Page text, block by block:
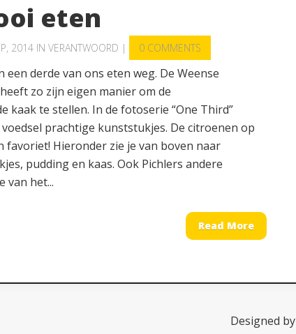
eten
2014 IN VERANTWOORD | 0 COMMENTS
een derde van ons eten weg. De Weense
zo zijn eigen manier om de
kaak te stellen. In de fotoserie “One Third”
prachtige kunststukjes. De citroenen op
favoriet! Hieronder zie je van boven naar
pudding en kaas. Ook Pichlers andere
van het...
Read More
Designed by